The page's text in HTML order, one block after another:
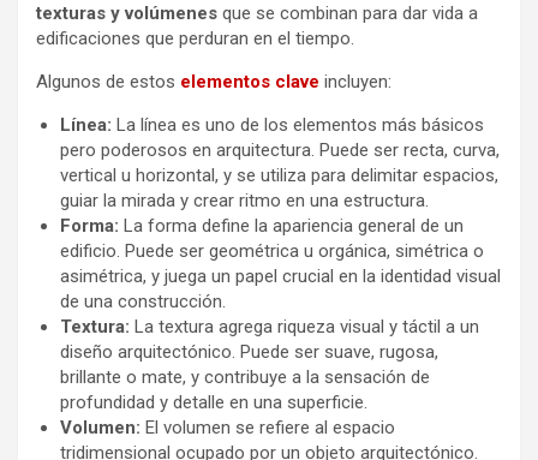
texturas y volúmenes que se combinan para dar vida a
edificaciones que perduran en el tiempo.
Algunos de estos elementos clave incluyen:
Línea: La línea es uno de los elementos más básicos
pero poderosos en arquitectura. Puede ser recta, curva,
vertical u horizontal, y se utiliza para delimitar espacios,
guiar la mirada y crear ritmo en una estructura.
Forma: La forma define la apariencia general de un
edificio. Puede ser geométrica u orgánica, simétrica o
asimétrica, y juega un papel crucial en la identidad visual
de una construcción.
Textura: La textura agrega riqueza visual y táctil a un
diseño arquitectónico. Puede ser suave, rugosa,
brillante o mate, y contribuye a la sensación de
profundidad y detalle en una superficie.
Volumen: El volumen se refiere al espacio
tridimensional ocupado por un objeto arquitectónico.